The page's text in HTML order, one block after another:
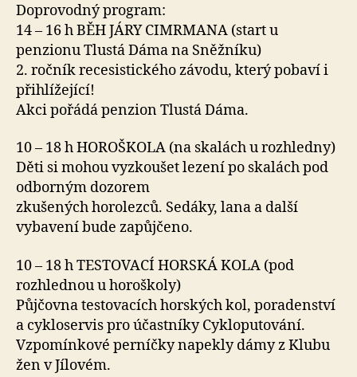
Doprovodný program:
14 – 16 h BĚH JÁRY CIMRMANA (start u
penzionu Tlustá Dáma na Sněžníku)
2. ročník recesistického závodu, který pobaví i
přihlížející!
Akci pořádá penzion Tlustá Dáma.
10 – 18 h HOROŠKOLA (na skalách u rozhledny)
Děti si mohou vyzkoušet lezení po skalách pod
odborným dozorem
zkušených horolezců. Sedáky, lana a další
vybavení bude zapůjčeno.
10 – 18 h TESTOVACÍ HORSKÁ KOLA (pod
rozhlednou u horoškoly)
Půjčovna testovacích horských kol, poradenství
a cykloservis pro účastníky Cykloputování.
Vzpomínkové perníčky napekly dámy z Klubu
žen v Jílovém.